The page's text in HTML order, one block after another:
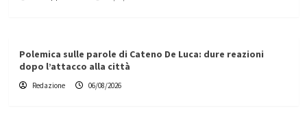
Polemica sulle parole di Cateno De Luca: dure reazioni
dopo l’attacco alla città
Redazione 06/08/2026